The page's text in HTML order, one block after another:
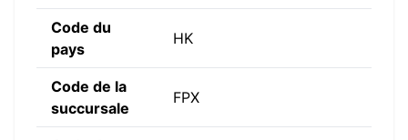
Code du
pays
HK
Code de la
succursale
FPX